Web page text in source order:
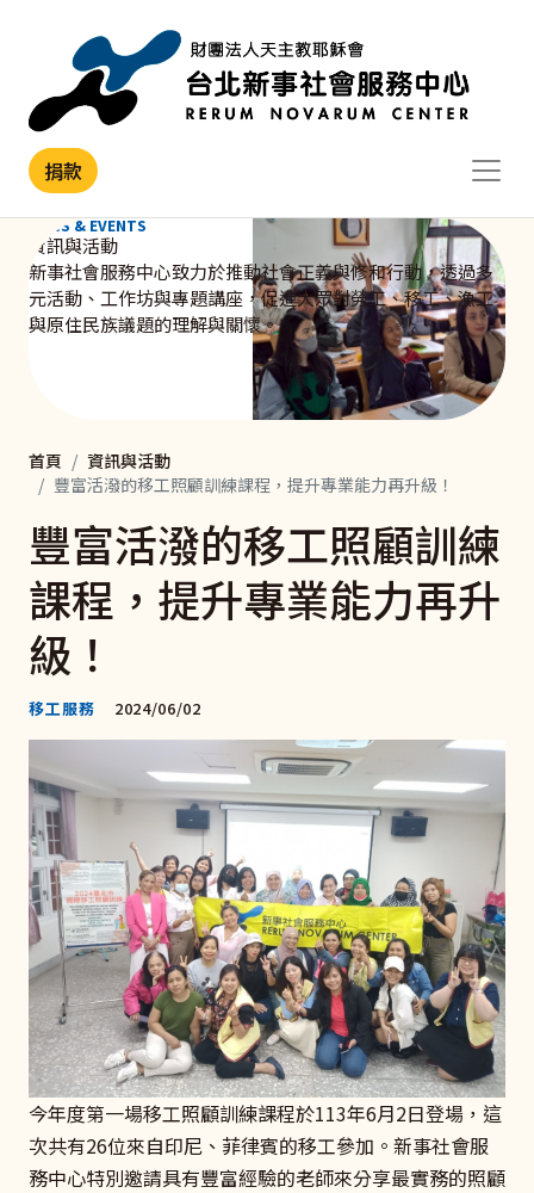
捐款
NEWS & EVENTS
資訊與活動
新事社會服務中心致力於推動社會正義與修和行動，透過多
元活動、工作坊與專題講座，促進大眾對勞工、移工、漁工
與原住民族議題的理解與關懷。
首頁
資訊與活動
豐富活潑的移工照顧訓練課程，提升專業能力再升級！
豐富活潑的移工照顧訓練
課程，提升專業能力再升
級！
移工服務 2024/06/02
今年度第一場移工照顧訓練課程於113年6月2日登場，這
次共有26位來自印尼、菲律賓的移工參加。新事社會服
務中心特別邀請具有豐富經驗的老師來分享最實務的照顧